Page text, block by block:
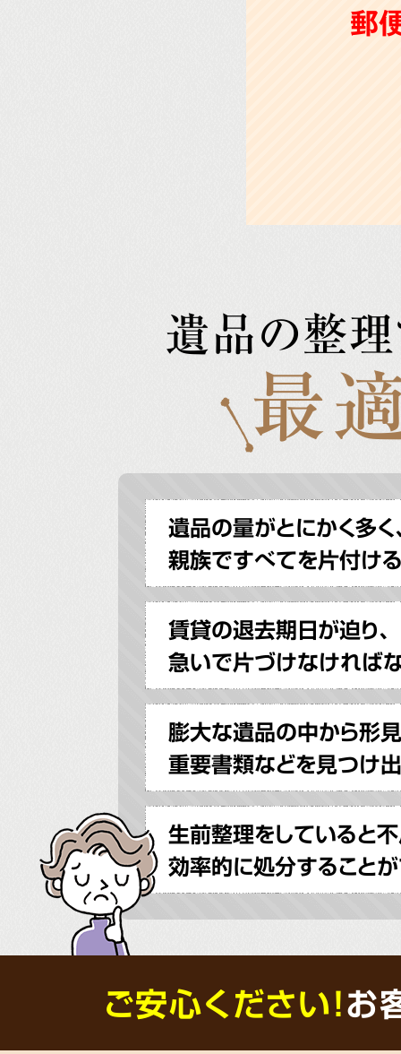
郵
遺品の整理
最
遺品の量がとにかく多く
親族ですべてを片付け
賃貸の退去期日が迫り、
急いで片づけなければ
膨大な遺品の中から形
重要書類などを見つけ
生前整理をしていると不
効率的に処分すること
ご安心ください！お